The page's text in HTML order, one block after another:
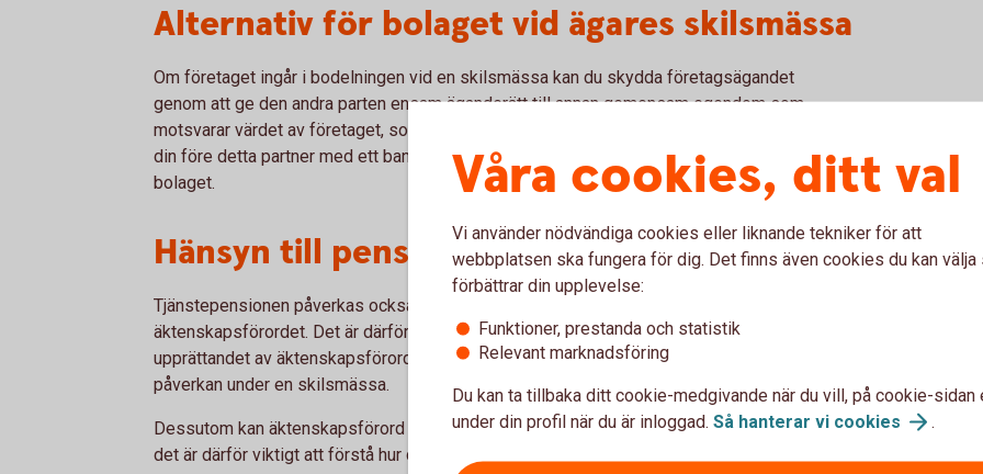
Alternativ för bolaget vid ägares skilsmässa
Om företaget ingår i bodelningen vid en skilsmässa kan du skydda företagsägandet
genom att ge den andra parten ensam äganderätt till annan gemensam egendom som
motsvarar värdet av företaget, som bostaden eller fritidshuset. Alternativt kan du köpa ut
din före detta partner med ett banklån eller låta dem bli delägare genom att ge aktier i
bolaget.
Hänsyn till pensioner och arvsplanering
Tjänstepensionen påverkas också vid en skilsmässa om det inte anges specifikt i
äktenskapsförordet. Det är därför viktigt att inkludera de pensionssparanden du har vid
upprättandet av äktenskapsförord eftersom olika pensionslösningar kan ha olika
påverkan under en skilsmässa.
Dessutom kan äktenskapsförord få konsekvenser om du eller din make/maka dör och
det är därför viktigt att förstå hur detta påverkar arvsplaneringen.
Våra cookies, ditt val
Vi använder nödvändiga cookies eller liknande tekniker för att
webbplatsen ska fungera för dig. Det finns även cookies du kan välja
förbättrar din upplevelse:
Funktioner, prestanda och statistik
Relevant marknadsföring
Du kan ta tillbaka ditt cookie-medgivande när du vill, på cookie-sidan
under din profil när du är inloggad. Så hanterar vi cookies .